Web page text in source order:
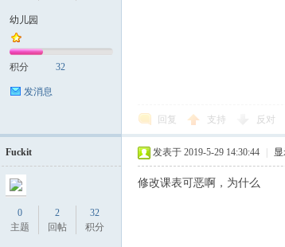
幼儿园
积分 32
发消息
回复 支持 反对
Fuckit
0
主题
2
回帖
32
积分
发表于 2019-5-29 14:30:44
修改课表可恶啊，为什么